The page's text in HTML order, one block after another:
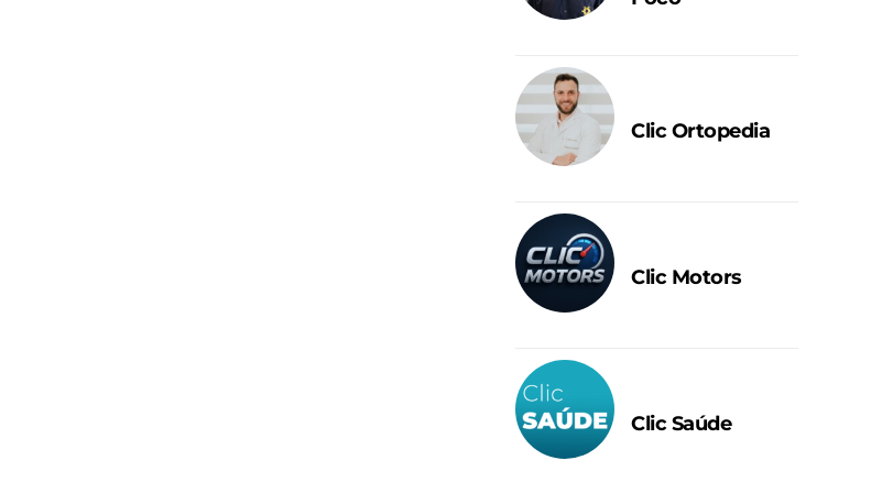
Clic Ortopedia
Clic Motors
Clic Saúde